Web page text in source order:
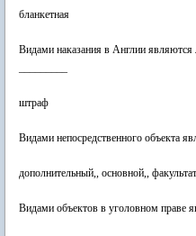
бланкетная
Видами наказания в Англии
штраф
Видами непосредственного объекта
дополнительный,, основной,,
Видами объектов в уголовном праве